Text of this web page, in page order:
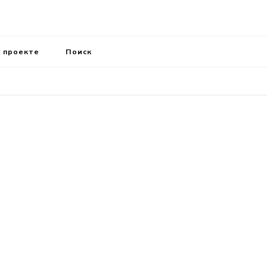
Поиск